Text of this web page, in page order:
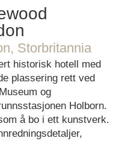
Storbritannia
historisk hotell med
plassering rett ved
og
Holborn.
å bo i ett kunstverk.